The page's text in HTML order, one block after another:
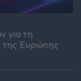
για τη
της Ευρώπης